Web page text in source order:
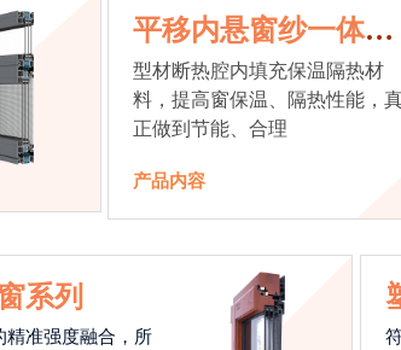
平移内悬窗纱一体系
统
型材断热腔内填充保温隔热材
料，提高窗保温、隔热性能，
正做到节能、合理
产品内容
系列
精准强度融合，所